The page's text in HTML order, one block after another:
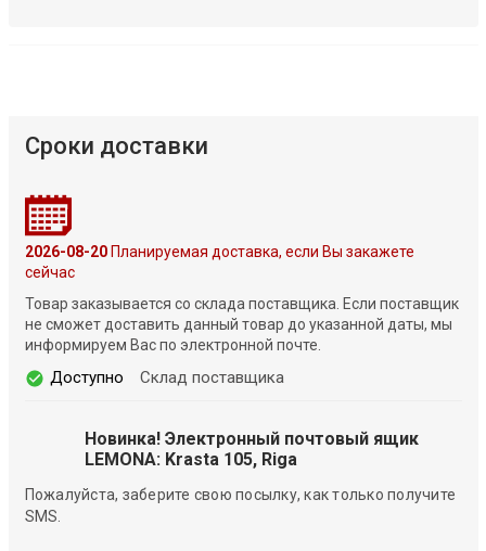
Сроки доставки
2026-08-20Планируемая доставка, если Вы закажете
сейчас
Товар заказывается со склада поставщика. Если поставщик
не сможет доставить данный товар до указанной даты, мы
информируем Вас по электронной почте.
Доступно Склад поставщика
Новинка! Электронный почтовый ящик
LEMONA: Krasta 105, Riga
Пожалуйста, заберите свою посылку, как только получите
SMS.